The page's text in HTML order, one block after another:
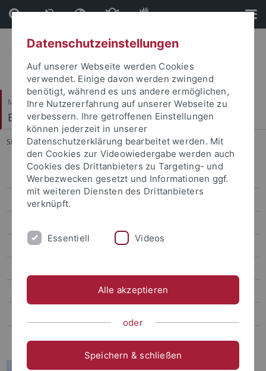
Direkt
zum
Inhalt
Direkt
zur
Fußleiste
Mathematisch-Naturwissenschaftliche Fakultät
Bodenmikrobielle Interaktionen
Sie sind hier: Startseite ... Apshara Rajapoopathy
Kyle Mason-Jones
Mahnoor Malik
Shuo Wang
Datenschutzeinstellungen
Auf unserer Webseite werden Cookies
verwendet. Einige davon werden zwingend
benötigt, während es uns andere ermöglichen,
Ihre Nutzererfahrung auf unserer Webseite zu
verbessern. Ihre getroffenen Einstellungen
können jederzeit in unserer
Datenschutzerklärung bearbeitet werden. Mit
den Cookies zur Videowiedergabe werden auch
Cookies des Drittanbieters zu Targeting- und
Werbezwecken gesetzt und Informationen ggf.
mit weiteren Diensten des Drittanbieters
verknüpft.
Essentiell Videos
Alle akzeptieren
oder
Speichern & schließen